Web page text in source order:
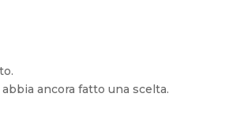
ancora fatto una scelta.